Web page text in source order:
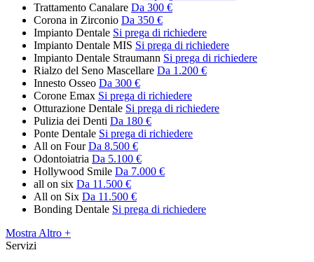
Trattamento Canalare Da 300 €
Corona in Zirconio Da 350 €
Impianto Dentale Si prega di richiedere
Impianto Dentale MIS Si prega di richiedere
Impianto Dentale Straumann Si prega di richiedere
Rialzo del Seno Mascellare Da 1.200 €
Innesto Osseo Da 300 €
Corone Emax Si prega di richiedere
Otturazione Dentale Si prega di richiedere
Pulizia dei Denti Da 180 €
Ponte Dentale Si prega di richiedere
All on Four Da 8.500 €
Odontoiatria Da 5.100 €
Hollywood Smile Da 7.000 €
all on six Da 11.500 €
All on Six Da 11.500 €
Bonding Dentale Si prega di richiedere
Mostra Altro +
Servizi